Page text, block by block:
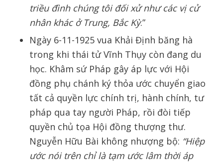
triều đình chúng tôi đối xử như các vị cử
nhân khác ở Trung, Bắc Kỳ.”
Ngày 6-11-1925 vua Khải Định băng hà
trong khi thái tử Vĩnh Thụy còn đang du
học. Khâm sứ Pháp gây áp lực với Hội
đồng phụ chánh ký thỏa ước chuyển giao
tất cả quyền lực chính trị, hành chính, tư
pháp qua tay người Pháp, rồi đòi tiếp
quyền chủ tọa Hội đồng thượng thư.
Nguyễn Hữu Bài không nhượng bộ: “Hiệp
ước nói trên chỉ là tạm ước lâm thời áp